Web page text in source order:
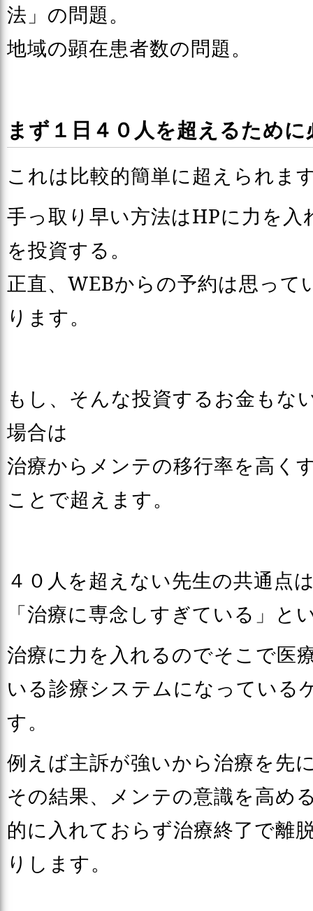
法」の問題。
地域の顕在患者数の問題。
まず１日４０人を超えるため
これは比較的簡単に超えられま
手っ取り早い方法はHPに力を入
を投資する。
正直、WEBからの予約は思って
ります。
もし、そんな投資するお金もな
場合は
治療からメンテの移行率を高く
ことで超えます。
４０人を超えない先生の共通点
「治療に専念しすぎている」と
治療に力を入れるのでそこで医
いる診療システムになっている
す。
例えば主訴が強いから治療を先
その結果、メンテの意識を高め
的に入れておらず治療終了で離
りします。